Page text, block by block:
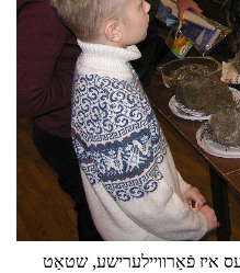
איז פֿאַרוויילערישע, שטאַט